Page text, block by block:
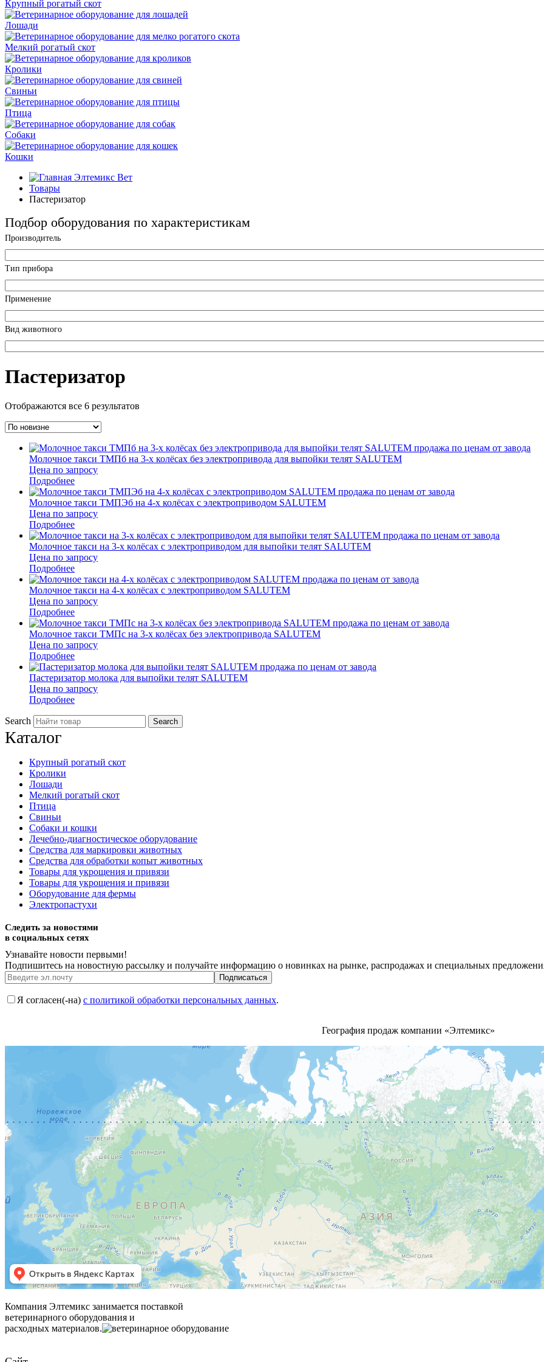
Крупный рогатый скот
Лошади
Мелкий рогатый скот
Кролики
Свиньи
Птица
Собаки
Кошки
Элтемикс Вет
Товары
Пастеризатор
Подбор оборудования по характеристикам
Производитель
Тип прибора
Применение
Вид животного
Пастеризатор
Отображаются все 6 результатов
Молочное такси ТМПб на 3-х колёсах без электропривода для выпойки телят SALUTEM
Цена по запросу
Подробнее
Молочное такси ТМПЭб на 4-х колёсах с электроприводом SALUTEM
Цена по запросу
Подробнее
Молочное такси на 3-х колёсах с электроприводом для выпойки телят SALUTEM
Цена по запросу
Подробнее
Молочное такси на 4-х колёсах с электроприводом SALUTEM
Цена по запросу
Подробнее
Молочное такси ТМПс на 3-х колёсах без электропривода SALUTEM
Цена по запросу
Подробнее
Пастеризатор молока для выпойки телят SALUTEM
Цена по запросу
Подробнее
Search
Каталог
Крупный рогатый скот
Кролики
Лошади
Мелкий рогатый скот
Птица
Свиньи
Собаки и кошки
Лечебно-диагностическое оборудование
Средства для маркировки животных
Средства для обработки копыт животных
Товары для укрощения и привязи
Товары для укрощения и привязи
Оборудование для фермы
Электропастухи
Следить за новостями
в социальных сетях
Узнавайте новости первыми!
Подпишитесь на новостную рассылку и получайте информацию о новинках на рынке, распродажах и специальных
Я согласен(-на) с политикой обработки персональных данных.
География продаж компании «Элтемикс»
Компания Элтемикс занимается поставкой
ветеринарного оборудования и
расходных материалов.